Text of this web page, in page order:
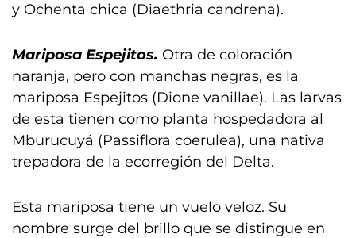
y Ochenta chica (Diaethria candrena).
Mariposa Espejitos. Otra de coloración
naranja, pero con manchas negras, es la
mariposa Espejitos (Dione vanillae). Las larvas
de esta tienen como planta hospedadora al
Mburucuyá (Passiflora coerulea), una nativa
trepadora de la ecorregión del Delta.
Esta mariposa tiene un vuelo veloz. Su
nombre surge del brillo que se distingue en